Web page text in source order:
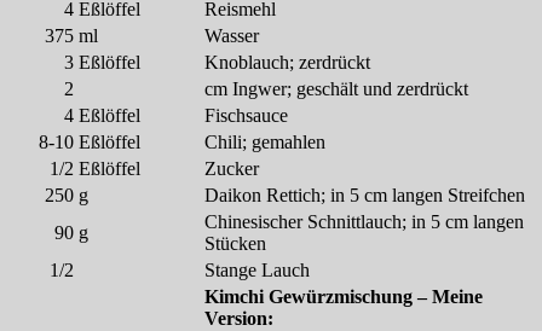
4 Eßlöffel
Reismehl
375 ml
Wasser
3 Eßlöffel
Knoblauch; zerdrückt
2
cm Ingwer; geschält und zerdrückt
4 Eßlöffel
Fischsauce
8-10 Eßlöffel
Chili; gemahlen
1/2 Eßlöffel
Zucker
250 g
Daikon Rettich; in 5 cm langen Streifchen
90 g
Chinesischer Schnittlauch; in 5 cm langen
Stücken
1/2
Stange Lauch
Kimchi Gewürzmischung – Meine
Version: